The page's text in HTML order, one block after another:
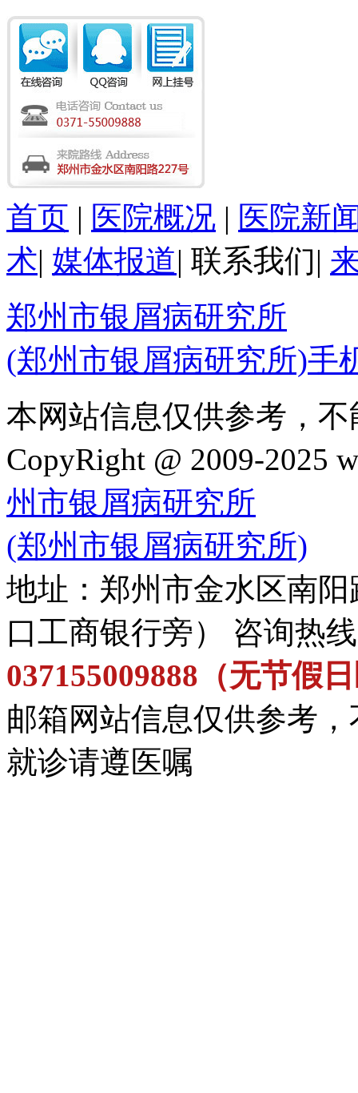
首页 | 医院概况 | 医院新
术| 媒体报道| 联系我们|
郑州市银屑病研究所
(郑州市银屑病研究所)手
本网站信息仅供参考，
CopyRight @ 2009-2025
州市银屑病研究所
(郑州市银屑病研究所)
地址：郑州市金水区南
口工商银行旁） 咨询热
037155009888（无节假
邮箱网站信息仅供参考
就诊请遵医嘱